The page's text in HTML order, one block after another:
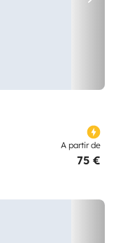
A partir de
75 €